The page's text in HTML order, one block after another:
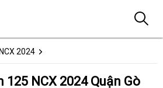
2024
NCX 2024 Quận Gò